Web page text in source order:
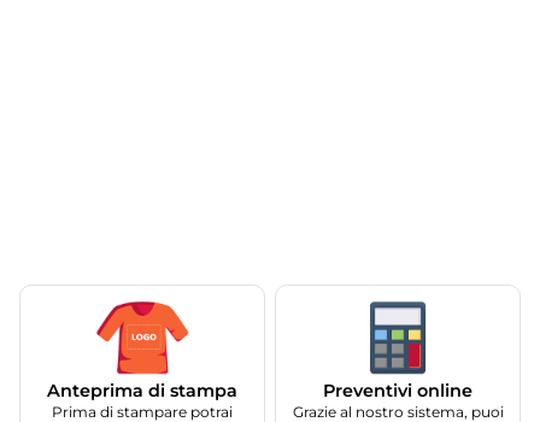
Anteprima di stampa
Prima di stampare potrai
Preventivi online
Grazie al nostro sistema, puoi